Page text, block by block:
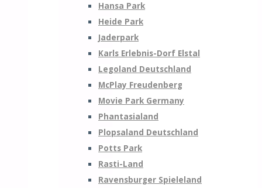
Hansa Park
Heide Park
Jaderpark
Karls Erlebnis-Dorf Elstal
Legoland Deutschland
McPlay Freudenberg
Movie Park Germany
Phantasialand
Plopsaland Deutschland
Potts Park
Rasti-Land
Ravensburger Spieleland